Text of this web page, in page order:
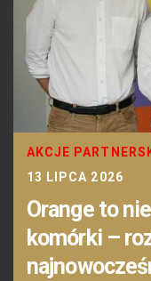
AKCJE
13 LIPCA 2026
Orange to
komórki –